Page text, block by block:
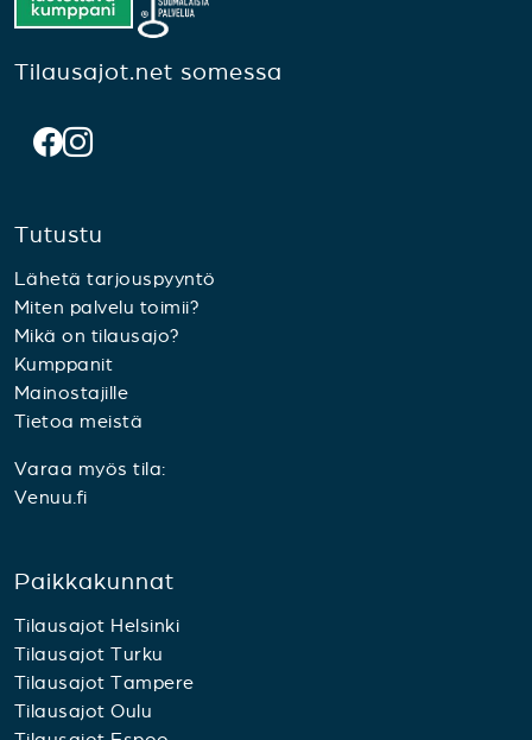
Tilausajot.net somessa
Tutustu
Lähetä tarjouspyyntö
Miten palvelu toimii?
Mikä on tilausajo?
Kumppanit
Mainostajille
Tietoa meistä
Varaa myös tila:
Venuu.fi
Paikkakunnat
Tilausajot Helsinki
Tilausajot Turku
Tilausajot Tampere
Tilausajot Oulu